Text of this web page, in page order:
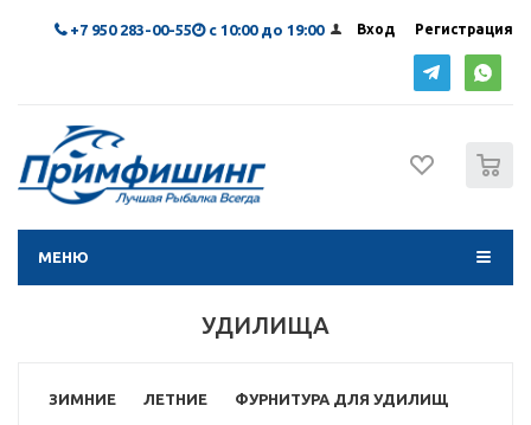
Вход Регистрация
+7 950 283-00-55 с 10:00 до 19:00
МЕНЮ
УДИЛИЩА
ЗИМНИЕ ЛЕТНИЕ ФУРНИТУРА ДЛЯ УДИЛИЩ